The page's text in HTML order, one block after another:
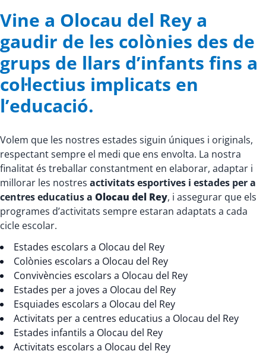
Vine a Olocau del Rey a
gaudir de les colònies des de
grups de llars d’infants fins a
col·lectius implicats en
l’educació.
Volem que les nostres estades siguin úniques i originals,
respectant sempre el medi que ens envolta. La nostra
finalitat és treballar constantment en elaborar, adaptar i
millorar les nostres activitats esportives i estades per a
centres educatius a Olocau del Rey, i assegurar que els
programes d’activitats sempre estaran adaptats a cada
cicle escolar.
Estades escolars a Olocau del Rey
Colònies escolars a Olocau del Rey
Convivències escolars a Olocau del Rey
Estades per a joves a Olocau del Rey
Esquiades escolars a Olocau del Rey
Activitats per a centres educatius a Olocau del Rey
Estades infantils a Olocau del Rey
Activitats escolars a Olocau del Rey